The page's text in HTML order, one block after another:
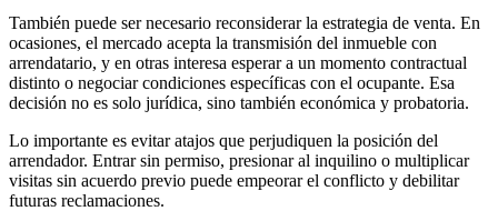
También puede ser necesario reconsiderar la estrategia de venta. En
ocasiones, el mercado acepta la transmisión del inmueble con
arrendatario, y en otras interesa esperar a un momento contractual
distinto o negociar condiciones específicas con el ocupante. Esa
decisión no es solo jurídica, sino también económica y probatoria.
Lo importante es evitar atajos que perjudiquen la posición del
arrendador. Entrar sin permiso, presionar al inquilino o multiplicar
visitas sin acuerdo previo puede empeorar el conflicto y debilitar
futuras reclamaciones.